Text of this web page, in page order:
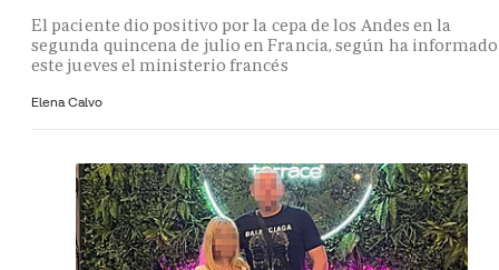
El paciente dio positivo por la cepa de los Andes en la
segunda quincena de julio en Francia, según ha informado
este jueves el ministerio francés
Elena Calvo